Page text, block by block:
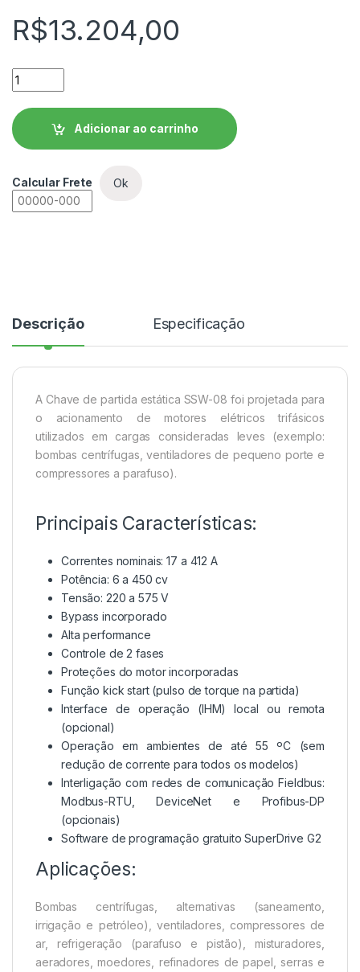
R$13.204,00
Soft Starter WEG SSW08 - SSW080365T5SH1Z quantidade
Adicionar ao carrinho
Calcular Frete Ok
Descrição Especificação
A Chave de partida estática SSW-08 foi projetada para
o acionamento de motores elétricos trifásicos
utilizados em cargas consideradas leves (exemplo:
bombas centrífugas, ventiladores de pequeno porte e
compressores a parafuso).
Principais Características:
Correntes nominais: 17 a 412 A
Potência: 6 a 450 cv
Tensão: 220 a 575 V
Bypass incorporado
Alta performance
Controle de 2 fases
Proteções do motor incorporadas
Função kick start (pulso de torque na partida)
Interface de operação (IHM) local ou remota
(opcional)
Operação em ambientes de até 55 ºC (sem
redução de corrente para todos os modelos)
Interligação com redes de comunicação Fieldbus:
Modbus-RTU, DeviceNet e Profibus-DP
(opcionais)
Software de programação gratuito SuperDrive G2
Aplicações:
Bombas centrífugas, alternativas (saneamento,
irrigação e petróleo), ventiladores, compressores de
ar, refrigeração (parafuso e pistão), misturadores,
aeradores, moedores, refinadores de papel, serras e